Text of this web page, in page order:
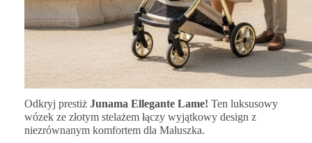
Odkryj prestiż Junama Ellegante Lame! Ten luksusowy
wózek ze złotym stelażem łączy wyjątkowy design z
niezrównanym komfortem dla Maluszka.